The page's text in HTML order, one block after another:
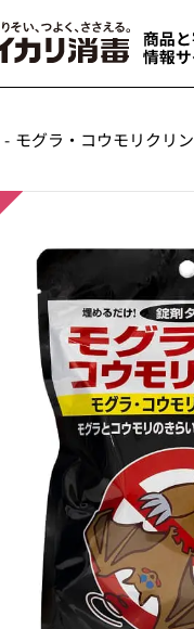
モグラ・コウモリクリン